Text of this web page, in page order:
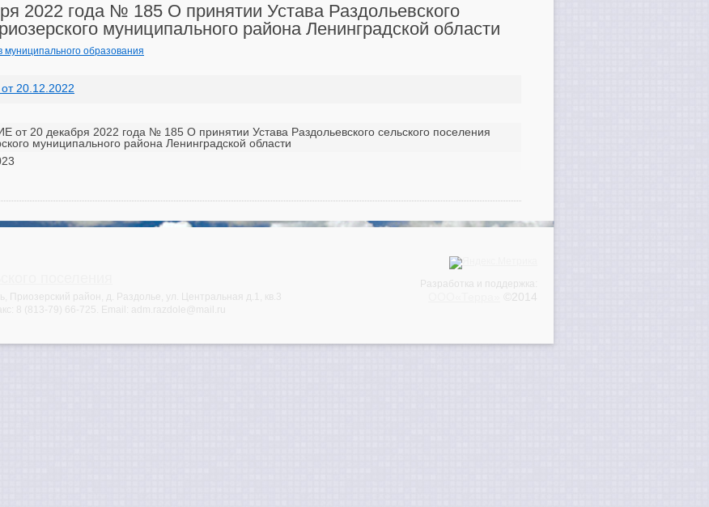
2022 года № 185 О принятии Устава Раздольевского
муниципального района Ленинградской области
муниципального образования
20.12.2022
от 20 декабря 2022 года № 185 О принятии Устава Раздольевского сельского поселения
муниципального района Ленинградской области
Приозерский район, д. Раздолье, ул. Центральная д.1, кв.3
8 (813-79) 66-725 . Email: adm.razdole@mail.ru
Разработка и поддержка:
©2014